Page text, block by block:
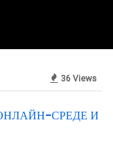
36 Views
СРЕДЕ И